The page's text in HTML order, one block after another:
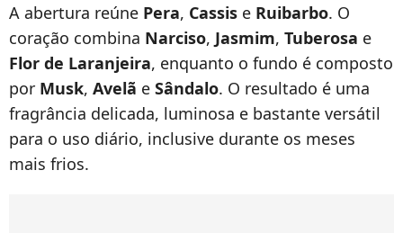
A abertura reúne Pera, Cassis e Ruibarbo. O
coração combina Narciso, Jasmim, Tuberosa e
Flor de Laranjeira, enquanto o fundo é composto
por Musk, Avelã e Sândalo. O resultado é uma
fragrância delicada, luminosa e bastante versátil
para o uso diário, inclusive durante os meses
mais frios.